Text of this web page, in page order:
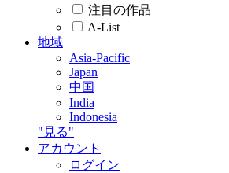
注目の作品
A-List
地域
Asia-Pacific
Japan
中国
India
Indonesia
"見る"
アカウント
ログイン